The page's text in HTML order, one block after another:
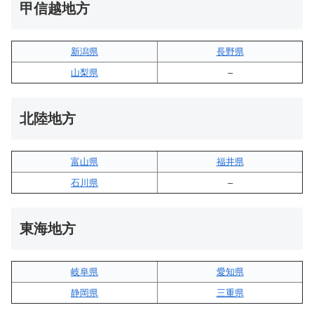
甲信越地方
新潟県
長野県
山梨県
–
北陸地方
富山県
福井県
石川県
–
東海地方
岐阜県
愛知県
静岡県
三重県